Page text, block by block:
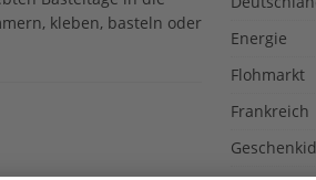
unterwegs: Das große
kleben, basteln oder
Energie
Flohmarkt
Frankreich